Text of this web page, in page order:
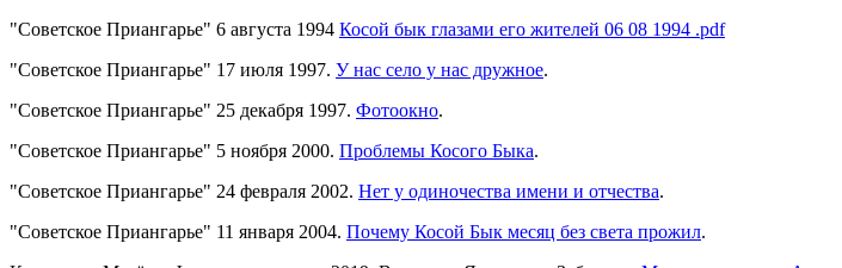
"Советское Приангарье" 6 августа 1994 Косой бык глазами его жителей 06 08 1994 .pdf
"Советское Приангарье" 17 июля 1997. У нас село у нас дружное.
"Советское Приангарье" 25 декабря 1997. Фотоокно.
"Советское Приангарье" 5 ноября 2000. Проблемы Косого Быка.
"Советское Приангарье" 24 февраля 2002. Нет у одиночества имени и отчества.
"Советское Приангарье" 11 января 2004. Почему Косой Бык месяц без света прожил.